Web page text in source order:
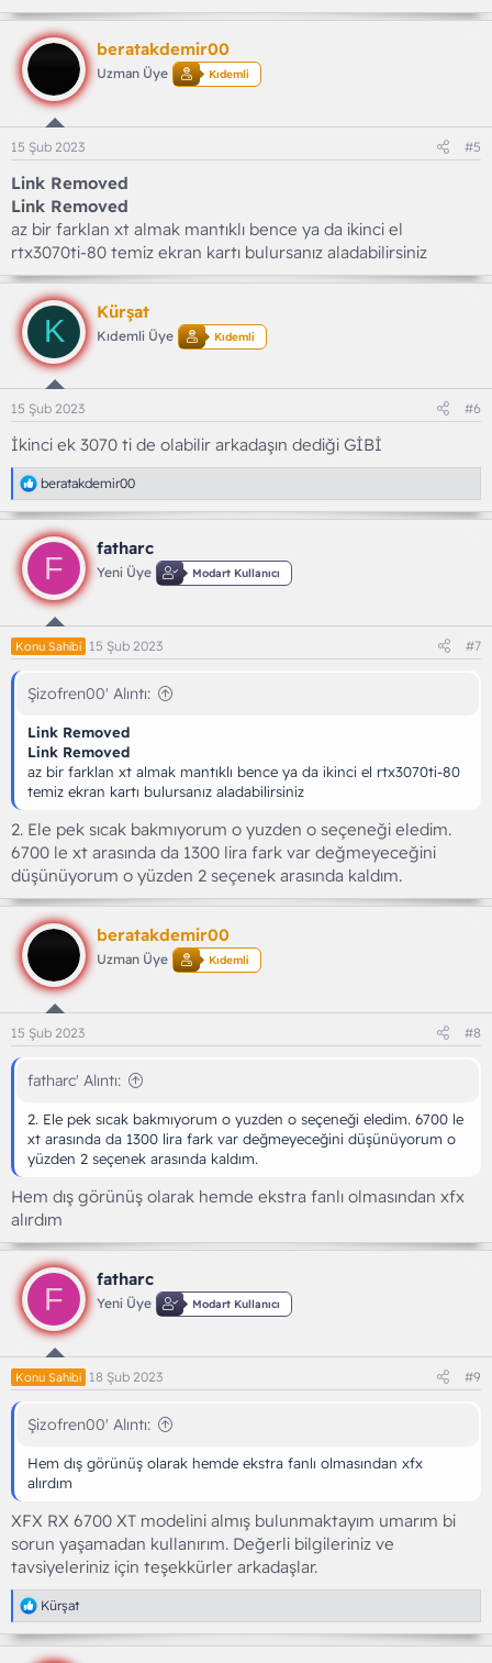
beratakdemir00
Uzman Üye Kıdemli
15 Şub 2023 #5
Link Removed
Link Removed
az bir farklan xt almak mantıklı bence ya da ikinci el
rtx3070ti-80 temiz ekran kartı bulursanız aladabilirsiniz
K
Kürşat
Kıdemli Üye Kıdemli
15 Şub 2023 #6
İkinci ek 3070 ti de olabilir arkadaşın dediği GİBİ
T
e
p
k
e
r
:
beratakdemir00
F
fatharc
Yeni Üye Modart Kullanıcı
Konu Sahibi 15 Şub 2023 #7
Şizofren00' Alıntı:
Link Removed
Link Removed
az bir farklan xt almak mantıklı bence ya da ikinci el rtx3070ti-80
temiz ekran kartı bulursanız aladabilirsiniz
2. Ele pek sıcak bakmıyorum o yuzden o seçeneği eledim.
6700 le xt arasında da 1300 lira fark var değmeyeceğini
düşünüyorum o yüzden 2 seçenek arasında kaldım.
beratakdemir00
Uzman Üye Kıdemli
15 Şub 2023 #8
fatharc' Alıntı:
2. Ele pek sıcak bakmıyorum o yuzden o seçeneği eledim. 6700 le
xt arasında da 1300 lira fark var değmeyeceğini düşünüyorum o
yüzden 2 seçenek arasında kaldım.
Hem dış görünüş olarak hemde ekstra fanlı olmasından xfx
alırdım
F
fatharc
Yeni Üye Modart Kullanıcı
Konu Sahibi 18 Şub 2023 #9
Şizofren00' Alıntı:
Hem dış görünüş olarak hemde ekstra fanlı olmasından xfx
alırdım
XFX RX 6700 XT modelini almış bulunmaktayım umarım bi
sorun yaşamadan kullanırım. Değerli bilgileriniz ve
tavsiyeleriniz için teşekkürler arkadaşlar.
T
e
p
k
Kürşat